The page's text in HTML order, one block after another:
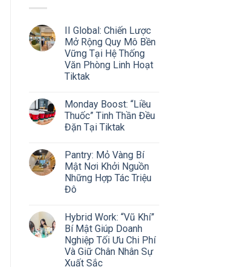
II Global: Chiến Lược
Mở Rộng Quy Mô Bền
Vững Tại Hệ Thống
Văn Phòng Linh Hoạt
Tiktak
Monday Boost: “Liều
Thuốc” Tinh Thần Đều
Đặn Tại Tiktak
Pantry: Mỏ Vàng Bí
Mật Nơi Khởi Nguồn
Những Hợp Tác Triệu
Đô
Hybrid Work: “Vũ Khí”
Bí Mật Giúp Doanh
Nghiệp Tối Ưu Chi Phí
Và Giữ Chân Nhân Sự
Xuất Sắc